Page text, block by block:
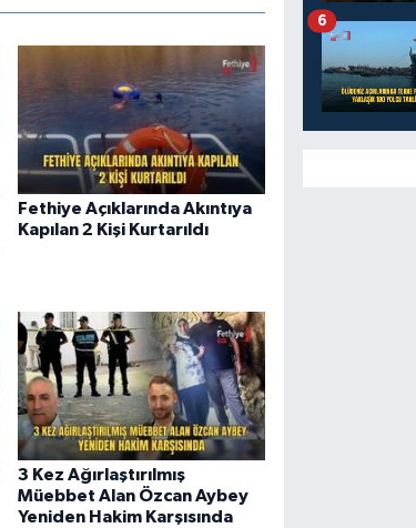
Fethiye Açıklarında Akıntıya
Kapılan 2 Kişi Kurtarıldı
3 Kez Ağırlaştırılmış
Müebbet Alan Özcan Aybey
Yeniden Hakim Karşısında
6